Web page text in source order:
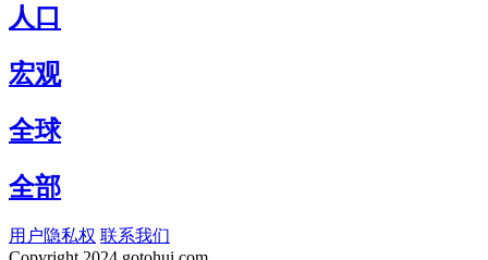
人口
宏观
全球
全部
用户隐私权 联系我们